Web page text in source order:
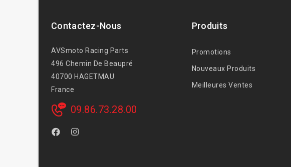
Contactez-Nous
AVSmoto Racing Parts
496 Chemin De Beaupré
40700 HAGETMAU
France
09.86.73.28.00
Produits
Promotions
Nouveaux Produits
Meilleures Ventes